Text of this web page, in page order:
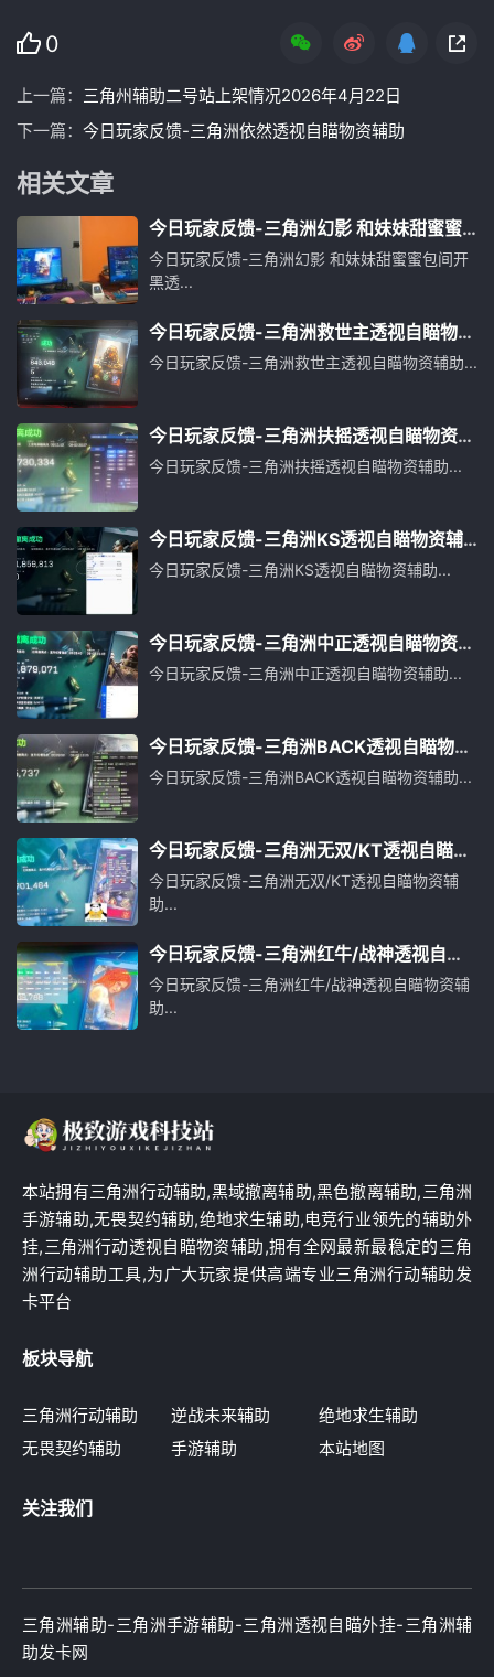
0
上一篇： 三角州辅助二号站上架情况2026年4月22日
下一篇： 今日玩家反馈-三角洲依然透视自瞄物资辅助
相关文章
今日玩家反馈-三角洲幻影 和妹妹甜蜜蜜
包间开黑透
今日玩家反馈-三角洲幻影 和妹妹甜蜜蜜包间开
黑透...
今日玩家反馈-三角洲救世主透视自瞄物资
辅助
今日玩家反馈-三角洲救世主透视自瞄物资辅助...
今日玩家反馈-三角洲扶摇透视自瞄物资辅
助
今日玩家反馈-三角洲扶摇透视自瞄物资辅助...
今日玩家反馈-三角洲KS透视自瞄物资辅
助
今日玩家反馈-三角洲KS透视自瞄物资辅助...
今日玩家反馈-三角洲中正透视自瞄物资辅
助
今日玩家反馈-三角洲中正透视自瞄物资辅助...
今日玩家反馈-三角洲BACK透视自瞄物资
辅助
今日玩家反馈-三角洲BACK透视自瞄物资辅助...
今日玩家反馈-三角洲无双/KT透视自瞄物
资辅助
今日玩家反馈-三角洲无双/KT透视自瞄物资辅
助...
今日玩家反馈-三角洲红牛/战神透视自瞄
物资辅助
今日玩家反馈-三角洲红牛/战神透视自瞄物资辅
助...
本站拥有三角洲行动辅助,黑域撤离辅助,黑色撤离辅助,三角洲
手游辅助,无畏契约辅助,绝地求生辅助,电竞行业领先的辅助外
挂,三角洲行动透视自瞄物资辅助,拥有全网最新最稳定的三角
洲行动辅助工具,为广大玩家提供高端专业三角洲行动辅助发
卡平台
板块导航
三角洲行动辅助 逆战未来辅助
绝地求生辅助
无畏契约辅助
手游辅助 本站地图
关注我们
三角洲辅助-三角洲手游辅助-三角洲透视自瞄外挂-三角洲辅
助发卡网